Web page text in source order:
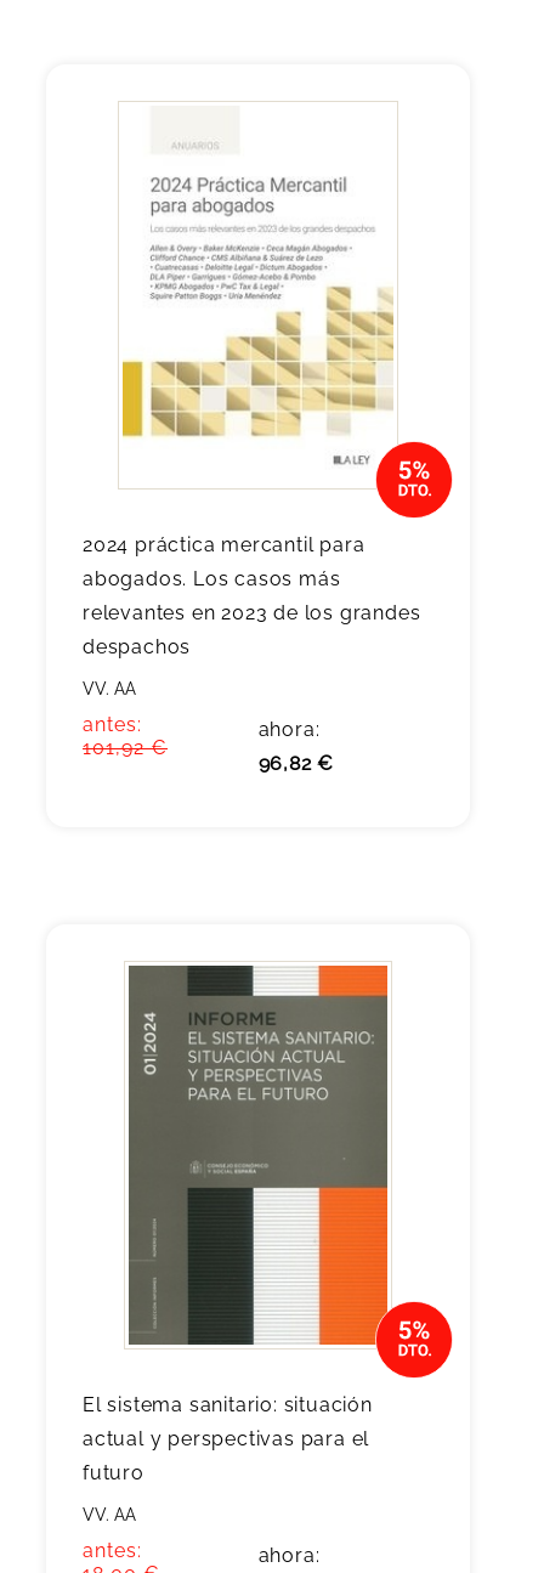
2024 práctica mercantil para
abogados. Los casos más
relevantes en 2023 de los grandes
despachos
VV. AA
antes:
101,92 €
ahora:
96,82 €
El sistema sanitario: situación
actual y perspectivas para el
futuro
VV. AA
antes:
ahora: